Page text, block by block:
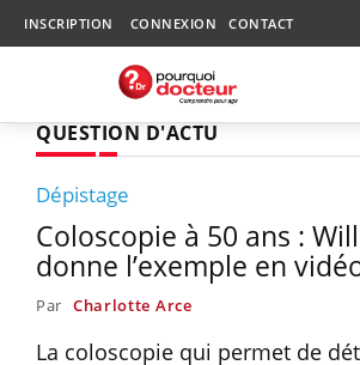
INSCRIPTION CONNEXION CONTACT
QUESTION D'ACTU
Dépistage
Coloscopie à 50 ans :
donne l’exemple en
Par Charlotte Arce
La coloscopie qui permet de